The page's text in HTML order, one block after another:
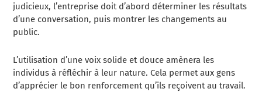
judicieux, l’entreprise doit d’abord déterminer les résultats
d’une conversation, puis montrer les changements au
public.
L’utilisation d’une voix solide et douce amènera les
individus à réfléchir à leur nature. Cela permet aux gens
d’apprécier le bon renforcement qu’ils reçoivent au travail.